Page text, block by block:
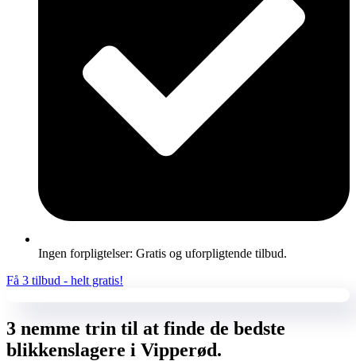
Ingen forpligtelser: Gratis og uforpligtende tilbud.
Få 3 tilbud - helt gratis!
3 nemme trin til at finde de bedste
blikkenslagere i Vipperød.